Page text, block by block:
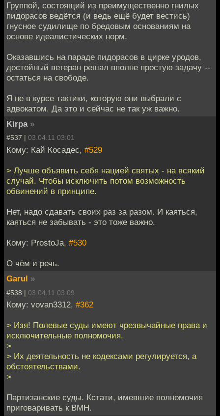
Группой, состоящий из преимущественно гнилых
пидорасов ведётся (и ведь ещё будет вестись)
гнусное судилище по бредовым основаниям на
основе идеалистических норм.
Оказавшись на параде пидорасов в цирке уродов,
достойный ветеран решал вполне простую задачу --
остаться на свободе.
Я не в курсе тактики, которую они выбрали с
адвокатом. Да это и сейчас не так уж важно.
Kirpa »
#537 | 03.04.11 03:01
Кому: Кай Косадес, #529
> Лучше объявить себя нацией святых - на всякий
случай. Чтобы исключить потом возможность
обвинений в принципе.
Нет, надо сдавать своих раз за разом. И каяться,
каяться не забывать - это тоже важно.
Кому: ProstoJa, #530
О чём и речь.
Garul »
#538 | 03.04.11 03:09
Кому: vovan3312, #362
> Изя! Полевые суды имеют чрезвычайные права и
исключительные полномочия.
>
> Их деятельность не кодексами регулируется, а
обстоятельствами.
>
Партизанские суды. Кстати, имевшие полномочия
приговаривать к ВМН.